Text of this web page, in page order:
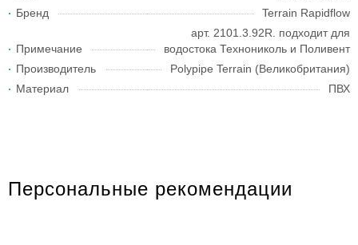
Бренд
Terrain Rapidflow
Примечание
арт. 2101.3.92R. подходит для
водостока Технониколь и Поливент
Производитель
Polypipe Terrain (Великобритания)
Материал
ПВХ
Персональные рекомендации